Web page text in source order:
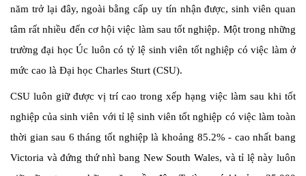
năm trở lại đây, ngoài bằng cấp uy tín nhận được, sinh viên quan
tâm rất nhiều đến cơ hội việc làm sau tốt nghiệp. Một trong những
trường đại học Úc luôn có tỷ lệ sinh viên tốt nghiệp có việc làm ở
mức cao là Đại học Charles Sturt (CSU).
CSU luôn giữ được vị trí cao trong xếp hạng việc làm sau khi tốt
nghiệp của sinh viên với tỉ lệ sinh viên tốt nghiệp có việc làm toàn
thời gian sau 6 tháng tốt nghiệp là khoảng 85.2% - cao nhất bang
Victoria và đứng thứ nhì bang New South Wales, và tỉ lệ này luôn